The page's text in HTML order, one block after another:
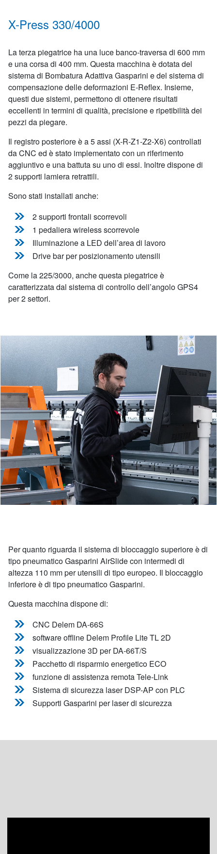
X-Press 330/4000
La terza piegatrice ha una luce banco-traversa di 600 mm
e una corsa di 400 mm. Questa macchina è dotata del
sistema di Bombatura Adattiva Gasparini e del sistema di
compensazione delle deformazioni E-Reflex. Insieme,
questi due sistemi, permettono di ottenere risultati
eccellenti in termini di qualità, precisione e ripetibilità dei
pezzi da piegare.
Il registro posteriore è a 5 assi (X-R-Z1-Z2-X6) controllati
da CNC ed è stato implementato con un riferimento
aggiuntivo e una battuta su uno di essi. Inoltre dispone di
2 supporti lamiera retrattili.
Sono stati installati anche:
2 supporti frontali scorrevoli
1 pedaliera wireless scorrevole
Illuminazione a LED dell’area di lavoro
Drive bar per posizionamento utensili
Come la 225/3000, anche questa piegatrice è
caratterizzata dal sistema di controllo dell’angolo GPS4
per 2 settori.
Per quanto riguarda il sistema di bloccaggio superiore è di
tipo pneumatico Gasparini AirSlide con intermedi di
altezza 110 mm per utensili di tipo europeo. Il bloccaggio
inferiore è di tipo pneumatico Gasparini.
Questa macchina dispone di:
CNC Delem DA-66S
software offline Delem Profile Lite TL 2D
visualizzazione 3D per DA-66T/S
Pacchetto di risparmio energetico ECO
funzione di assistenza remota Tele-Link
Sistema di sicurezza laser DSP-AP con PLC
Supporti Gasparini per laser di sicurezza